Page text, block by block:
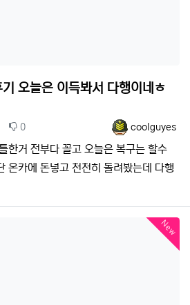
오늘은 이득봐서 다행이네ㅎ
등록자coolguyes
비추천
0
한거 전부다 꼴고 오늘은 복구는 할수
온카에 돈넣고 천천히 돌려봤는데 다행
New